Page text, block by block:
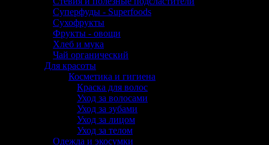
Суперфуды - Superfoods
Сухофрукты
Фрукты - овощи
Хлеб и мука
Чай органический
Для красоты
Косметика и гигиена
Краска для волос
Уход за волосами
Уход за зубами
Уход за лицом
Уход за телом
Одежда и экосумки